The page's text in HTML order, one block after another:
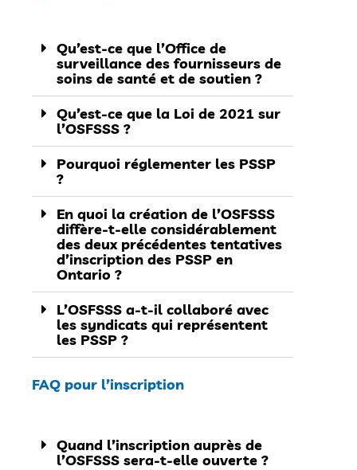
Qu’est-ce que l’Office de
surveillance des fournisseurs de
soins de santé et de soutien ?
Qu’est-ce que la Loi de 2021 sur
l’OSFSSS ?
Pourquoi réglementer les PSSP
?
En quoi la création de l’OSFSSS
diffère-t-elle considérablement
des deux précédentes tentatives
d’inscription des PSSP en
Ontario ?
L’OSFSSS a-t-il collaboré avec
les syndicats qui représentent
les PSSP ?
FAQ pour l’inscription
Quand l’inscription auprès de
l’OSFSSS sera-t-elle ouverte ?